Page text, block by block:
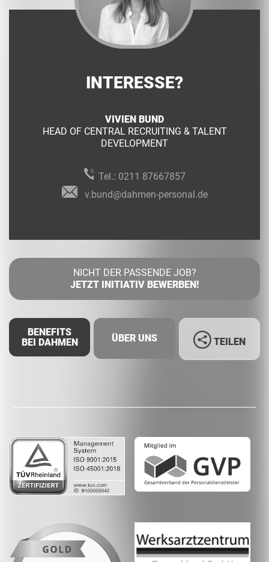
INTERESSE?
VIVIEN BUND
HEAD OF CENTRAL RECRUITING & TALENT
DEVELOPMENT
Tel.: 0211 87667857
v.bund@dahmen-personal.de
NICHT DER PASSENDE JOB?
JETZT INITIATIV BEWERBEN!
BENEFITS
BEI DAHMEN
ÜBER UNS TEILEN